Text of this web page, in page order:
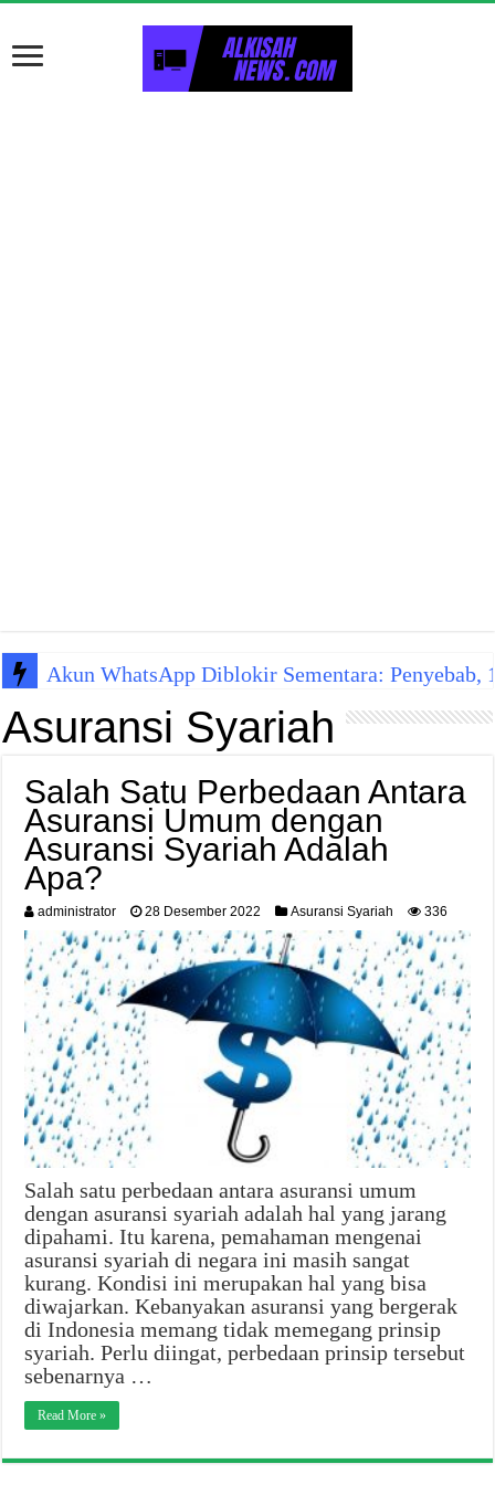
Akun WhatsApp Diblokir Sementara:
Asuransi Syariah
Salah Satu Perbedaan Antara
Asuransi Umum dengan
Asuransi Syariah Adalah
Apa?
administrator 28 Desember 2022 Asuransi Syariah 336
Salah satu perbedaan antara asuransi umum
dengan asuransi syariah adalah hal yang jarang
dipahami. Itu karena, pemahaman mengenai
asuransi syariah di negara ini masih sangat
kurang. Kondisi ini merupakan hal yang bisa
diwajarkan. Kebanyakan asuransi yang bergerak
di Indonesia memang tidak memegang prinsip
syariah. Perlu diingat, perbedaan prinsip tersebut
sebenarnya …
Read More »